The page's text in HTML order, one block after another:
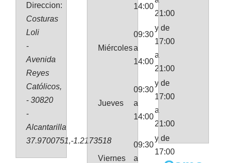
Direccion:
Costuras
Loli
-
Avenida
Reyes
Católicos,
- 30820
-
Alcantarilla
37.9700751,-1.2173518
14:00
21:00
Miércoles
09:30
a
14:00
y de
17:00
a
21:00
Jueves
09:30
a
14:00
y de
17:00
a
21:00
Viernes
09:30
a
y de
17:00